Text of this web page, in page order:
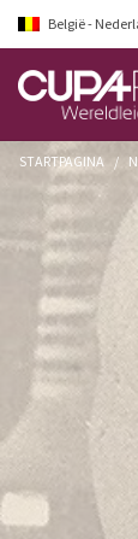
België -
STARTPAGINA /